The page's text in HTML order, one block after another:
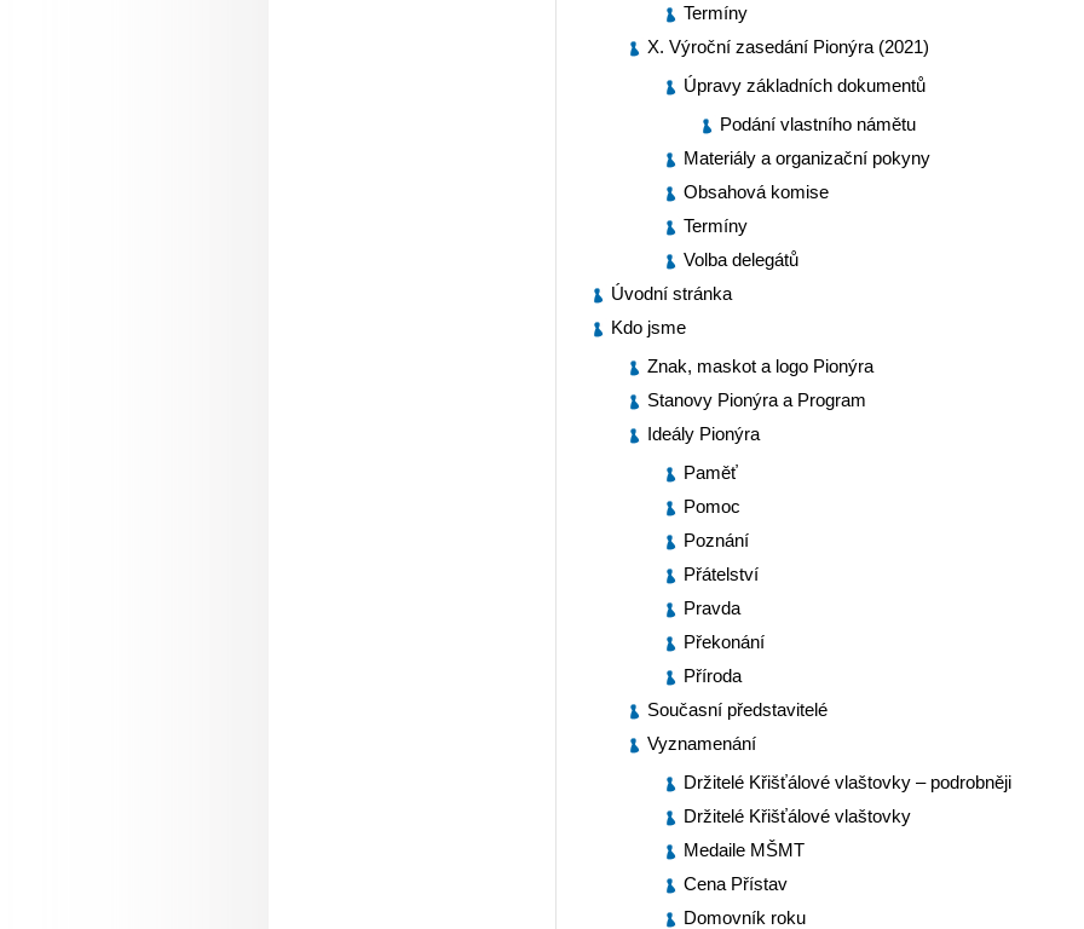
Termíny
X. Výroční zasedání Pionýra (2021)
Úpravy základních dokumentů
Podání vlastního námětu
Materiály a organizační pokyny
Obsahová komise
Termíny
Volba delegátů
Úvodní stránka
Kdo jsme
Znak, maskot a logo Pionýra
Stanovy Pionýra a Program
Ideály Pionýra
Paměť
Pomoc
Poznání
Přátelství
Pravda
Překonání
Příroda
Současní představitelé
Vyznamenání
Držitelé Křišťálové vlaštovky – podrobněji
Držitelé Křišťálové vlaštovky
Medaile MŠMT
Cena Přístav
Domovník roku